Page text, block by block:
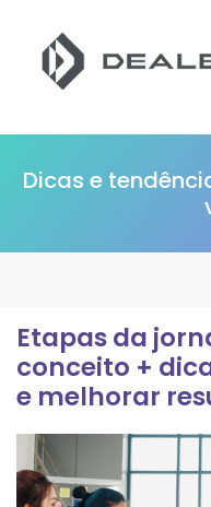
Dicas e
Etapas da
conceito +
e melhorar